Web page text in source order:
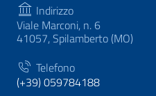
Indirizzo
Viale Marconi, n. 6
41057, Spilamberto (MO)
Telefono
(+39) 059784188